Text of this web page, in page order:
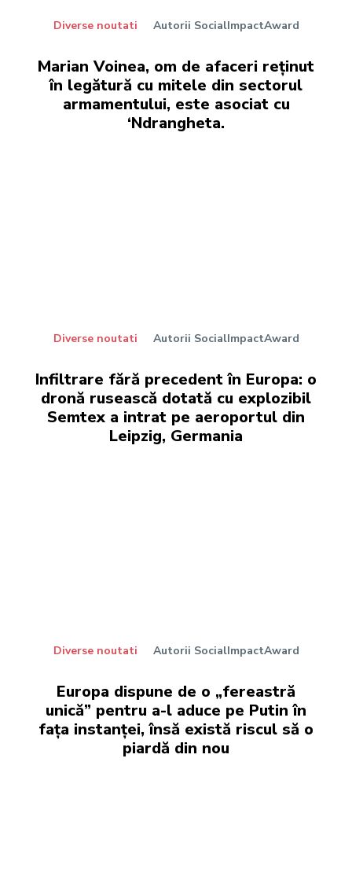
Diverse noutati Autorii SocialImpactAward
Marian Voinea, om de afaceri reținut
în legătură cu mitele din sectorul
armamentului, este asociat cu
‘Ndrangheta.
Diverse noutati Autorii SocialImpactAward
Infiltrare fără precedent în Europa: o
dronă rusească dotată cu explozibil
Semtex a intrat pe aeroportul din
Leipzig, Germania
Diverse noutati Autorii SocialImpactAward
Europa dispune de o „fereastră
unică” pentru a-l aduce pe Putin în
fața instanței, însă există riscul să o
piardă din nou